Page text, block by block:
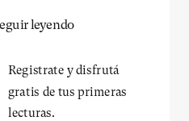
leyendo
Registrate y disfrutá
gratis de tus primeras
lecturas.